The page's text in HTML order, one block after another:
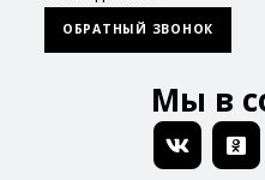
ОБРАТНЫЙ ЗВОНОК
Мы в